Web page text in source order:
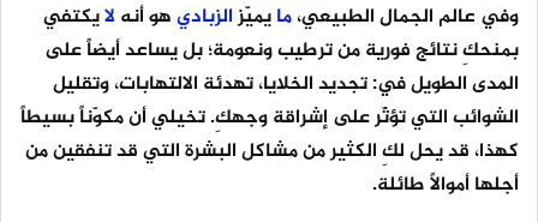
وفي عالم الجمال الطبيعي،مايميّزالزباديهو أنه لايكتفي
بمنحكِ نتائج فورية من ترطيب ونعومة؛ بل يساعد أيضاً على
المدى الطويل في: تجديد الخلايا، تهدئة الالتهابات، وتقليل
الشوائب التي تؤثّر على إشراقة وجهكِ. تخيلي أن مكوّناً بسيطاً
كهذا، قد يحل لكِ الكثير من مشاكل البشرة التي قد تنفقين من
أجلها أموالاً طائلة.